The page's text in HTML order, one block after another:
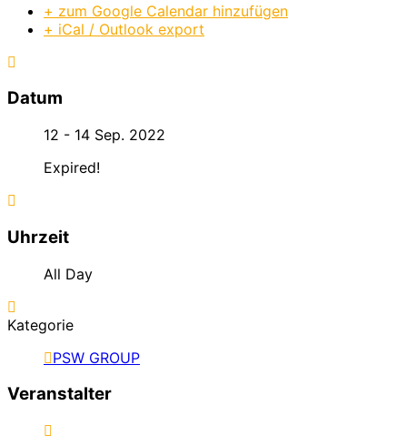
+ zum Google Calendar hinzufügen
+ iCal / Outlook export
Datum
12 - 14 Sep. 2022
Expired!
Uhrzeit
All Day
Kategorie
PSW GROUP
Veranstalter